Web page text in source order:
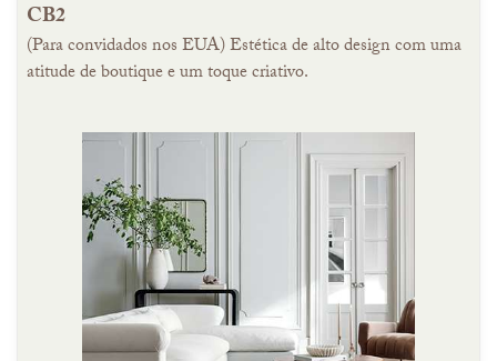
CB2
(Para convidados nos EUA) Estética de alto design com uma
atitude de boutique e um toque criativo.